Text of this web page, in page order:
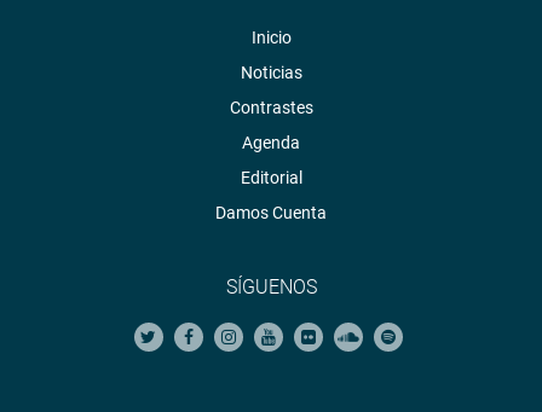
Inicio
Noticias
Contrastes
Agenda
Editorial
Damos Cuenta
SÍGUENOS